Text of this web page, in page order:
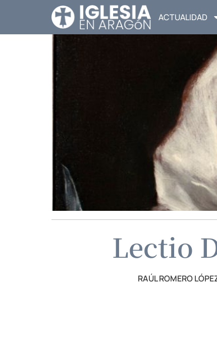
ACTUALIDAD
Lectio
RAÚL ROMERO